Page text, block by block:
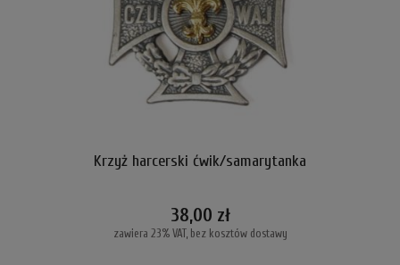
Krzyż harcerski ćwik/samarytanka
38,00 zł
zawiera 23% VAT, bez kosztów dostawy